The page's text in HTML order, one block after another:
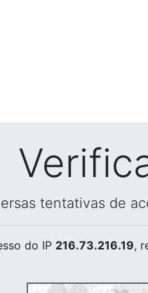
tentativas de
do IP 216.73.216.19,